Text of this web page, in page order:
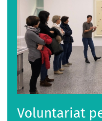
Voluntariat